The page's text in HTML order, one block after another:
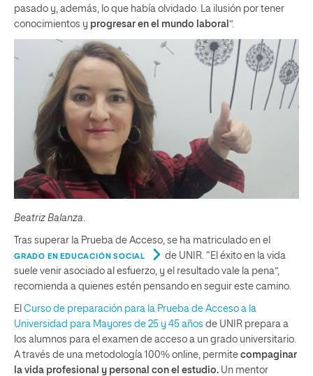
pasado y, además, lo que había olvidado. La ilusión por tener
conocimientos y progresar en el mundo laboral ”.
Beatriz Balanza.
Tras superar la Prueba de Acceso, se ha matriculado en el
GRADO EN EDUCACIÓN SOCIAL
de UNIR. “El éxito en la vida
suele venir asociado al esfuerzo, y el resultado vale la pena”,
recomienda a quienes estén pensando en seguir este camino.
El Curso de preparación para la Prueba de Acceso a la
Universidad para Mayores de 25 y 45 años de UNIR prepara a
los alumnos para el examen de acceso a un grado universitario.
A través de una metodología 100% online, permite compaginar
la vida profesional y personal con el estudio. Un mentor